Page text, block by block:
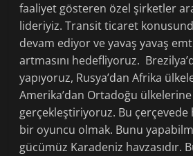
faaliyet gösteren özel şirketler
lideriyiz. Transit ticaret
devam ediyor ve yavaş yavaş
artmasını hedefliyoruz.
yapıyoruz, Rusya’dan Afrika
Amerika’dan Ortadoğu
gerçekleştiriyoruz. Bu
bir oyuncu olmak. Bunu
gücümüz Karadeniz havzasıdır.